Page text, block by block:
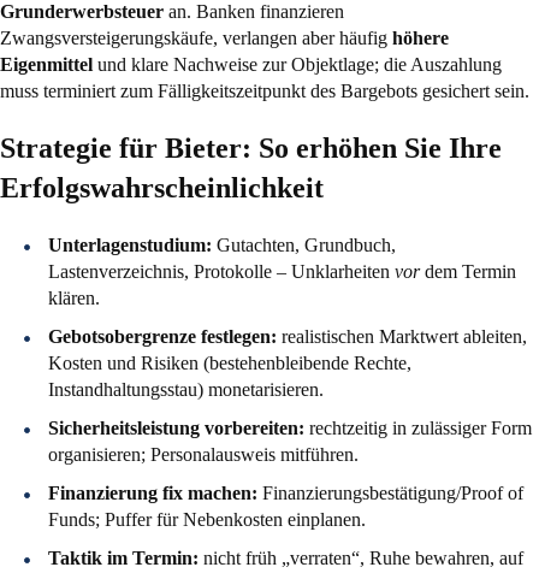
Grunderwerbsteuer an. Banken finanzieren
Zwangsversteigerungskäufe, verlangen aber häufig höhere
Eigenmittel und klare Nachweise zur Objektlage; die Auszahlung
muss terminiert zum Fälligkeitszeitpunkt des Bargebots gesichert sein.
Strategie für Bieter: So erhöhen Sie Ihre
Erfolgswahrscheinlichkeit
Unterlagenstudium: Gutachten, Grundbuch,
Lastenverzeichnis, Protokolle – Unklarheiten vordem Termin
klären.
Gebotsobergrenze festlegen: realistischen Marktwert ableiten,
Kosten und Risiken (bestehenbleibende Rechte,
Instandhaltungsstau) monetarisieren.
Sicherheitsleistung vorbereiten: rechtzeitig in zulässiger Form
organisieren; Personalausweis mitführen.
Finanzierung fix machen: Finanzierungsbestätigung/Proof of
Funds; Puffer für Nebenkosten einplanen.
Taktik im Termin: nicht früh „verraten“, Ruhe bewahren, auf